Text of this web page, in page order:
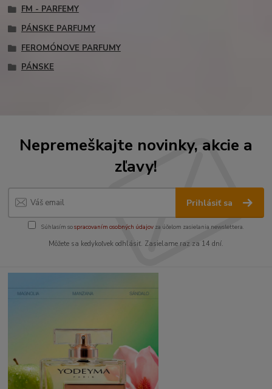
FM - PARFEMY
PÁNSKE PARFUMY
FEROMÓNOVE PARFUMY
PÁNSKE
Nepremeškajte novinky, akcie a
zľavy!
Prihlásiť sa
Súhlasím sospracovaním osobných údajov za účelom zasielania newslettera.
Môžete sa kedykoľvek odhlásiť. Zasielame raz za 14 dní.